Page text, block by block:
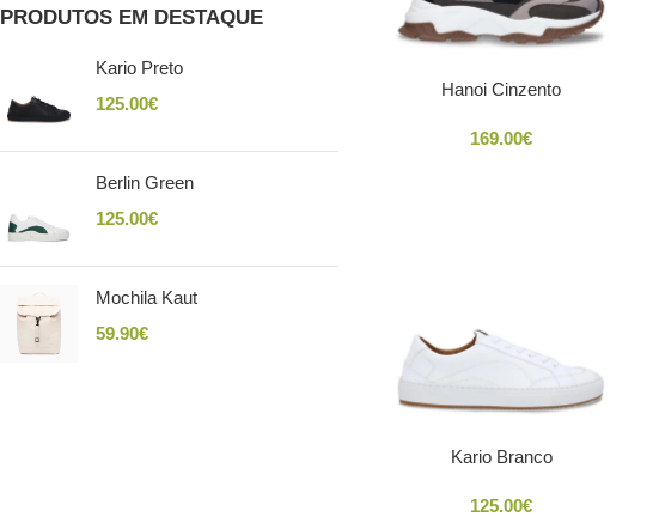
PRODUTOS EM DESTAQUE
Kario Preto
125.00€
Berlin Green
125.00€
Mochila Kaut
59.90€
Hanoi Cinzento
169.00€
Kario Branco
125.00€